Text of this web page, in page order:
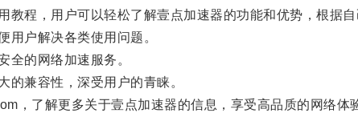
程，用户可以轻松了解壹点加速器的功能和优势，根据自
户解决各类使用问题。
的网络加速服务。
兼容性，深受用户的青睐。
了解更多关于壹点加速器的信息，享受高品质的网络体